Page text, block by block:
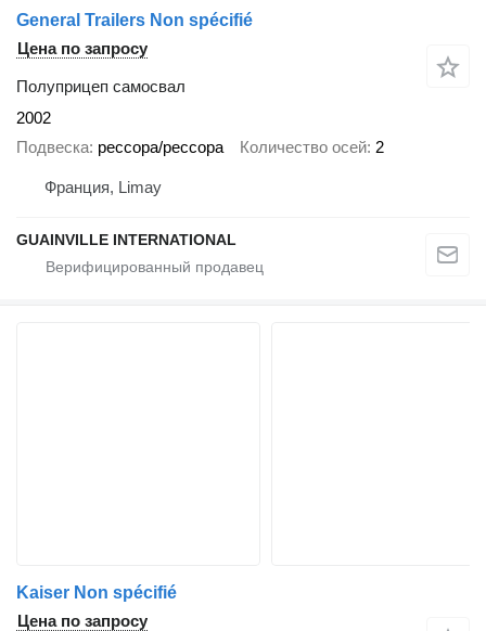
General Trailers Non spécifié
Цена по запросу
Полуприцеп самосвал
2002
Подвеска рессора/рессора Количество осей 2
Франция, Limay
GUAINVILLE INTERNATIONAL
Kaiser Non spécifié
Цена по запросу